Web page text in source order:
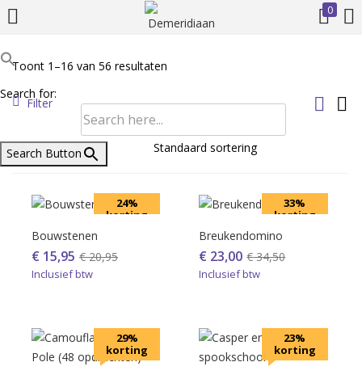
Search for:
Search Button
0
INLOGGEN REGISTREREN
Voer uw gebruikersnaam en wachtwoord in om in te loggen.
Inloggen
Prijs
On sale (386)
Product Categories
Product Tags
Toont 1–16 van 56 resultaten
Filter
24%
korting
Bouwstenen
€ 15,95 €20,95
Inclusief btw
33%
korting
Breukendomino
€ 23,00 €34,50
Inclusief btw
29%
korting
23%
korting